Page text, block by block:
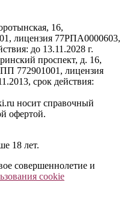
16,
лицензия 77РПА0000603,
до 13.11.2028 г.
проспект, д. 16,
772901001, лицензия
срок действия:
носит справочный
офертой.
18 лет.
совершеннолетие и
cookie